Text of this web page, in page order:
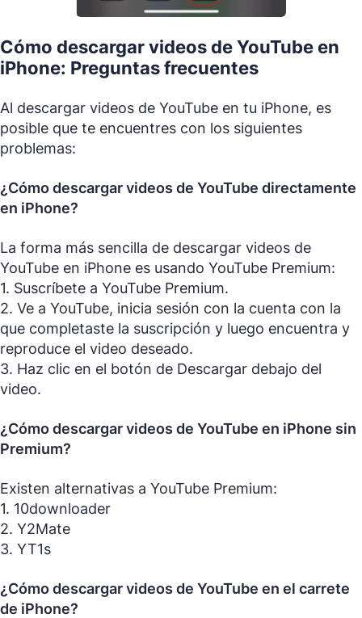
Cómo descargar videos de YouTube en
iPhone: Preguntas frecuentes
Al descargar videos de YouTube en tu iPhone, es
posible que te encuentres con los siguientes
problemas:
¿Cómo descargar videos de YouTube directamente
en iPhone?
La forma más sencilla de descargar videos de
YouTube en iPhone es usando YouTube Premium:
1. Suscríbete a YouTube Premium.
2. Ve a YouTube, inicia sesión con la cuenta con la
que completaste la suscripción y luego encuentra y
reproduce el video deseado.
3. Haz clic en el botón de Descargar debajo del
video.
¿Cómo descargar videos de YouTube en iPhone sin
Premium?
Existen alternativas a YouTube Premium:
1. 10downloader
2. Y2Mate
3. YT1s
¿Cómo descargar videos de YouTube en el carrete
de iPhone?